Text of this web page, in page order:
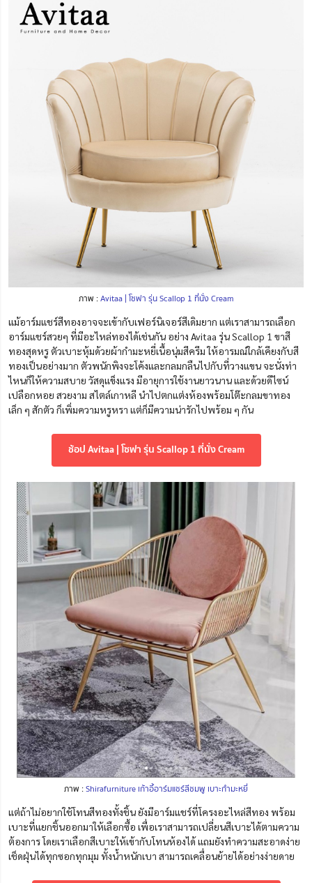
ภาพ :Avitaa | โซฟา รุ่น Scallop 1 ที่นั่ง Cream
แม้อาร์มแชร์สีทองอาจจะเข้ากับเฟอร์นิเจอร์สีเดิมยาก แต่เราสามารถเลือก
อาร์มแชร์สวยๆ ที่มีอะไหล่ทองได้เช่นกัน อย่าง Avitaa รุ่น Scallop 1 ขาสี
ทองสุดหรู ตัวเบาะหุ้มด้วยผ้ากำมะหยี่เนื้อนุ่มสีครีม ให้อารมณ์ใกล้เคียงกับสี
ทองเป็นอย่างมาก ตัวพนักพิงจะโค้งและกลมกลืนไปกับที่วางแขน จะนั่งท่า
ไหนก็ให้ความสบาย วัสดุแข็งแรง มีอายุการใช้งานยาวนาน และด้วยดีไซน์
เปลือกหอย สวยงาม สไตล์เกาหลี นำไปตกแต่งห้องพร้อมโต๊ะกลมขาทอง
เล็ก ๆ สักตัว ก็เพิ่มความหรูหรา แต่ก็มีความน่ารักไปพร้อม ๆ กัน
ช้อป Avitaa | โซฟา รุ่น Scallop 1 ที่นั่ง Cream
ภาพ :Shirafurniture เก้าอี้อาร์มแชร์สีชมพู เบาะกำมะหยี่
แต่ถ้าไม่อยากใช้โทนสีทองทั้งชิ้น ยังมีอาร์มแชร์ที่โครงอะไหล่สีทอง พร้อม
เบาะที่แยกชิ้นออกมาให้เลือกซื้อ เพื่อเราสามารถเปลี่ยนสีเบาะได้ตามความ
ต้องการ โดยเราเลือกสีเบาะให้เข้ากับโทนห้องได้ แถมยังทำความสะอาดง่าย
เช็ดฝุ่นได้ทุกซอกทุกมุม ทั้งน้ำหนักเบา สามารถเคลื่อนย้ายได้อย่างง่ายดาย